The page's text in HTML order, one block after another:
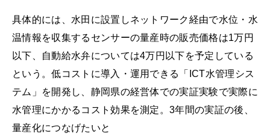
具体的には、水田に設置しネットワーク経由で水位・水
温情報を収集するセンサーの量産時の販売価格は1万円
以下、自動給水弁については4万円以下を予定している
という。低コストに導入・運用できる「ICT水管理シス
テム」を開発し、静岡県の経営体での実証実験で実際に
水管理にかかるコスト効果を測定。3年間の実証の後、
量産化につなげたいと